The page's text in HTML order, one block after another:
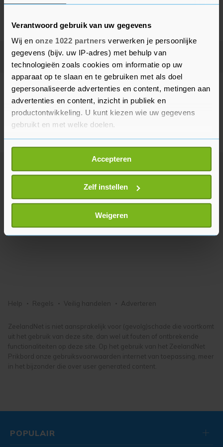
Verantwoord gebruik van uw gegevens
Wij en onze 1022 partners verwerken je persoonlijke
gegevens (bijv. uw IP-adres) met behulp van
technologieën zoals cookies om informatie op uw
apparaat op te slaan en te gebruiken met als doel
gepersonaliseerde advertenties en content, metingen aan
advertenties en content, inzicht in publiek en
productontwikkeling. U kunt kiezen wie uw gegevens
gebruikt en met welke doelen.
Als u het toestaat, willen we ook graag:
Informatie verzamelen over uw geografische
locatie, die tot een paar meter nauwkeurig kan zijn
Uw apparaat identificeren door het actief te
scannen op specifieke eigenschappen (fingerprinting)
Lees meer over hoe uw persoonlijke gegevens worden
verwerkt en stel uw voorkeuren in het
U kunt uw toestemming op elk moment wijzigen of
gemaakte keuze altijd wijzigen of intrekken.
Accepteren
Zelf instellen
Weigeren
en met donderdag van 9.00 tot 15.30.
Geen advertenties gevonden
Deze adverteerder heeft op dit moment geen actieve
advertenties, kom later nog eens terug.
Help Regels Veilig handelen Adverteren
ZeelandNet is niet aansprakelijk voor (gevolg)schade die voortkomt
uit het gebruik van deze site, dan wel uit fouten of ontbrekende
functionaliteiten op deze site. Op het gebruik van het ZeelandNet
Prikbord onze gebruiksvoorwaarden internet van toepassing, meer
in het bijzonder die over user generated content.
POPULAIR